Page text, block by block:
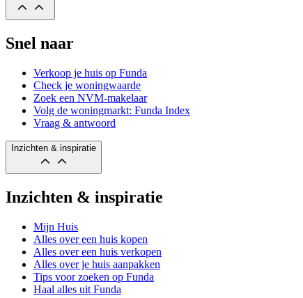
Snel naar
Verkoop je huis op Funda
Check je woningwaarde
Zoek een NVM-makelaar
Volg de woningmarkt: Funda Index
Vraag & antwoord
Inzichten & inspiratie
Inzichten & inspiratie
Mijn Huis
Alles over een huis kopen
Alles over een huis verkopen
Alles over je huis aanpakken
Tips voor zoeken op Funda
Haal alles uit Funda